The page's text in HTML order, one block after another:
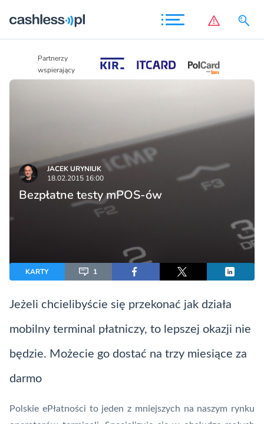
Partnerzy
wspierający
JACEK URYNIUK
18.02.2015 16:00
Bezpłatne testy mPOS-ów
KARTY 1
Jeżeli chcielibyście się przekonać jak działa
mobilny terminal płatniczy, to lepszej okazji nie
będzie. Możecie go dostać na trzy miesiące za
darmo
Polskie ePłatności to jeden z mniejszych na naszym rynku